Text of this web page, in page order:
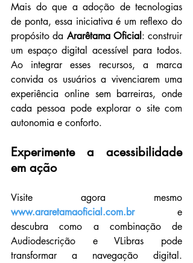
Mais do que a adoção de tecnologias
de ponta, essa iniciativa é um reflexo do
propósito da Ararêtama Oficial : construir
um espaço digital acessível para todos.
Ao integrar esses recursos, a marca
convida os usuários a vivenciarem uma
experiência online sem barreiras, onde
cada pessoa pode explorar o site com
autonomia e conforto.
Experimente a acessibilidade
em ação
www.araretamaoficial.com.br e
descubra como a combinação de
Audiodescrição e VLibras pode
transformar a navegação digital.